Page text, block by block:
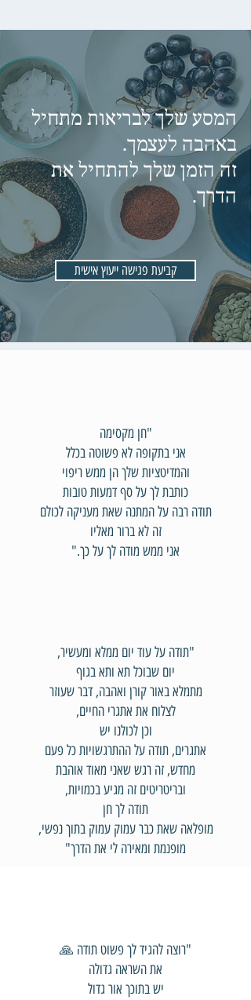
המסע שלך לבריאות מתחיל
באהבה לעצמך.
זה הזמן שלך להתחיל את
הדרך.
קביעת פגישה ייעוץ אישית
"חן מקסימה
אני בתקופה לא פשוטה בכלל
והמדיטציות שלך הן ממש ריפוי
כותבת לך על סף דמעות טובות
תודה רבה על המתנה שאת מעניקה לכולם
זה לא ברור מאליו
אני ממש מודה לך על כך."
"תודה על עוד יום ממלא ומעשיר,
יום שבוכל תא ותא בגוף
מתמלא באור קורן ואהבה, דבר שעוזר
לצלוח את אתגרי החיים,
וכן לכולנו יש
אתגרים, תודה על ההתרגשויות כל פעם
מחדש, זה רגש שאני מאוד אוהבת
ובריטריטים זה מגיע בכמויות,
תודה לך חן
מופלאה שאת כבר עמוק עמוק בתוך נפשי,
מופנמת ומאירה לי את הדרך"
"רוצה להגיד לך פשוט תודה 🙏
את השראה גדולה
יש בתוכך אור גדול